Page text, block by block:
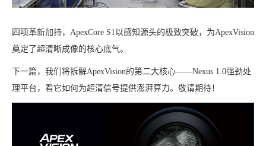
四项革新加持，ApexCore S1以感知源头的极致突破，为ApexVision
奠定了超清晰成像的核心底气。
下一篇，我们将拆解ApexVision的第二大核心——Nexus 1.0强劲处
理平台，看它如何为超清信号提供澎湃算力。敬请期待！